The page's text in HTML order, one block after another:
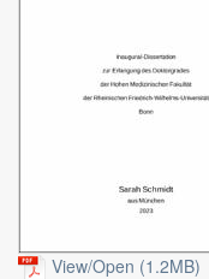
View/Open (1.2MB)